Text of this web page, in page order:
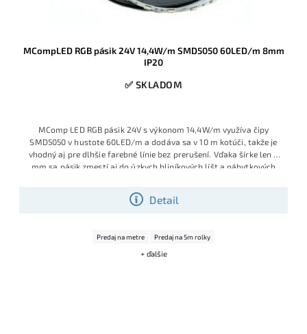
MCompLED RGB pásik 24V 14,4W/m SMD5050 60LED/m 8mm
IP20
✅ SKLADOM
Detail
MComp LED RGB pásik 24V s výkonom 14,4W/m využíva čipy
SMD5050 v hustote 60LED/m a dodáva sa v 10 m kotúči, takže je
vhodný aj pre dlhšie farebné línie bez prerušení. Vďaka šírke len 8
mm sa pásik zmestí aj do úzkych hliníkových líšt a nábytkových
Predaj na metre Predaj na 5m rolky
+ ďalšie